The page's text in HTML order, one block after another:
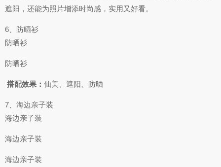
遮阳，还能为照片增添时尚感，实用又好看。
6、防晒衫
防晒衫
防晒衫
搭配效果： 仙美、遮阳、防晒
7、海边亲子装
海边亲子装
海边亲子装
海边亲子装